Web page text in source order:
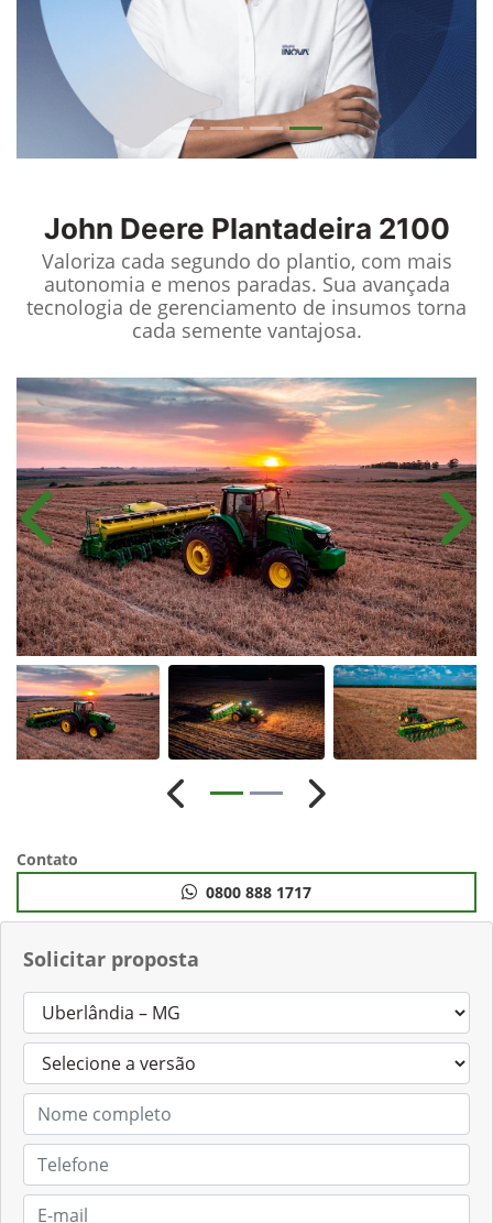
John Deere Plantadeira 2100
Valoriza cada segundo do plantio, com mais
autonomia e menos paradas. Sua avançada
tecnologia de gerenciamento de insumos torna
cada semente vantajosa.
Solicitar proposta
Anterior
Anterior Próximo
Contato
0800 888 1717